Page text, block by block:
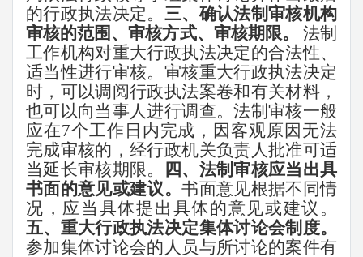
的行政执法决定。 三、确认法制审核机构
审核的范围、审核方式、审核期限。 法制
工作机构对重大行政执法决定的合法性、
适当性进行审核。审核重大行政执法决定
时，可以调阅行政执法案卷和有关材料，
也可以向当事人进行调查。法制审核一般
应在7个工作日内完成，因客观原因无法
完成审核的，经行政机关负责人批准可适
当延长审核期限。
四、法制审核应当出具
书面的意见或建议。书面意见根据不同情
况，应当具体提出具体的意见或建议。
五、重大行政执法决定集体讨论会制度。
参加集体讨论会的人员与所讨论的案件有